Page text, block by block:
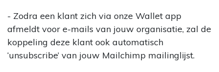
- Zodra een klant zich via onze Wallet app
afmeldt voor e-mails van jouw organisatie, zal de
koppeling deze klant ook automatisch
‘unsubscribe’ van jouw Mailchimp mailinglijst.